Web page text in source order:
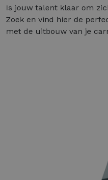
Is jouw talent klaar om
Zoek en vind hier de
met de uitbouw van je